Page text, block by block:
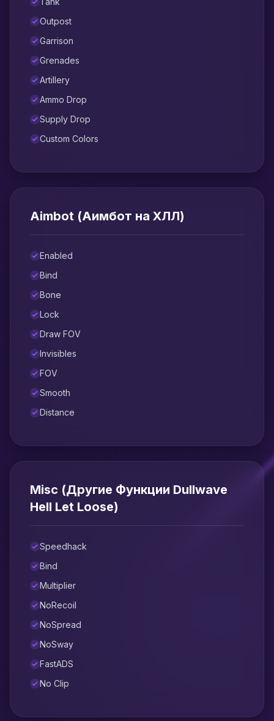
Outpost
Garrison
Grenades
Artillery
Ammo Drop
Supply Drop
Custom Colors
Aimbot (Аимбот на ХЛЛ)
Enabled
Bind
Bone
Lock
Draw FOV
Invisibles
FOV
Smooth
Distance
Misc (Другие Функции Dullwave
Hell Let Loose)
Speedhack
Bind
Multiplier
NoRecoil
NoSpread
NoSway
FastADS
No Clip